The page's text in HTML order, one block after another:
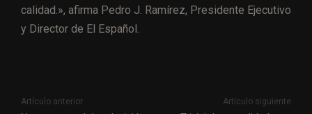
calidad.», afirma Pedro J. Ramírez, Presidente Ejecutivo
y Director de El Español.
Artículo anterior Artículo siguiente